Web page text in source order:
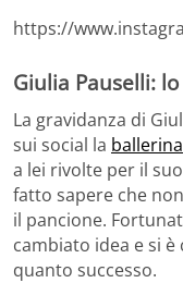
https://
Giulia Pauselli:
La gravidanza di
sui social la ballerina
a lei rivolte per il
fatto sapere che
il pancione.
cambiato idea e si
quanto successo.